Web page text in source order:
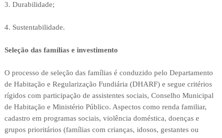
3. Durabilidade;
4. Sustentabilidade.
Seleção das famílias e investimento
O processo de seleção das famílias é conduzido pelo Departamento
de Habitação e Regularização Fundiária (DHARF) e segue critérios
rígidos com participação de assistentes sociais, Conselho Municipal
de Habitação e Ministério Público. Aspectos como renda familiar,
cadastro em programas sociais, violência doméstica, doenças e
grupos prioritários (famílias com crianças, idosos, gestantes ou